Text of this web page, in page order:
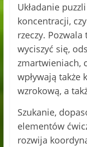
Układanie
koncentracji,
rzeczy.
wyciszyć się,
zmartwieniach,
wpływają także
wzrokową, a
Szukanie,
elementów
rozwija